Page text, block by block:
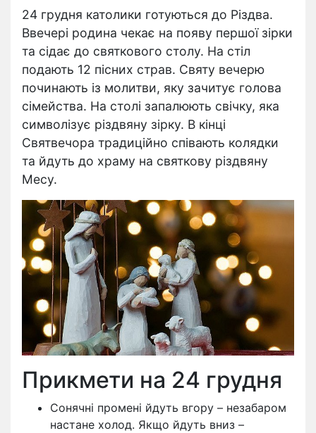
24 грудня католики готуються до Різдва.
Ввечері родина чекає на появу першої зірки
та сідає до святкового столу. На стіл
подають 12 пісних страв. Святу вечерю
починають із молитви, яку зачитує голова
сімейства. На столі запалюють свічку, яка
символізує різдвяну зірку. В кінці
Святвечора традиційно співають колядки
та йдуть до храму на святкову різдвяну
Месу.
Прикмети на 24 грудня
Сонячні промені йдуть вгору – незабаром
настане холод. Якщо йдуть вниз –